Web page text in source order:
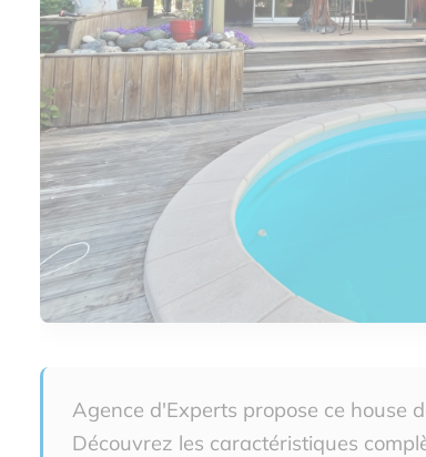
Agence d'Experts propose ce house
Découvrez les caractéristiques